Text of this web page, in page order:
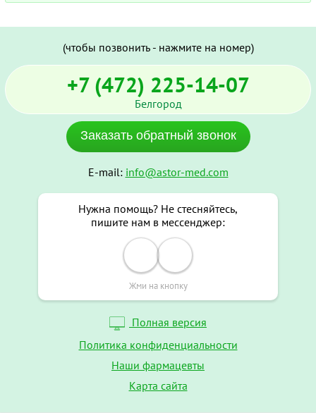
(чтобы позвонить - нажмите на номер)
+7 (472) 225-14-07
Белгород
Заказать обратный звонок
E-mail: info@astor-med.com
Нужна помощь? Не стесняйтесь,
пишите нам в мессенджер:
Жми на кнопку
Полная версия
Политика конфиденциальности
Наши фармацевты
Карта сайта